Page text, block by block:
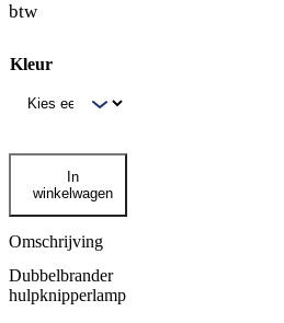
btw
Kleur
Dubbelbrander
hulpknipperlamp
aantal
In
winkelwagen
Omschrijving
Dubbelbrander
hulpknipperlamp